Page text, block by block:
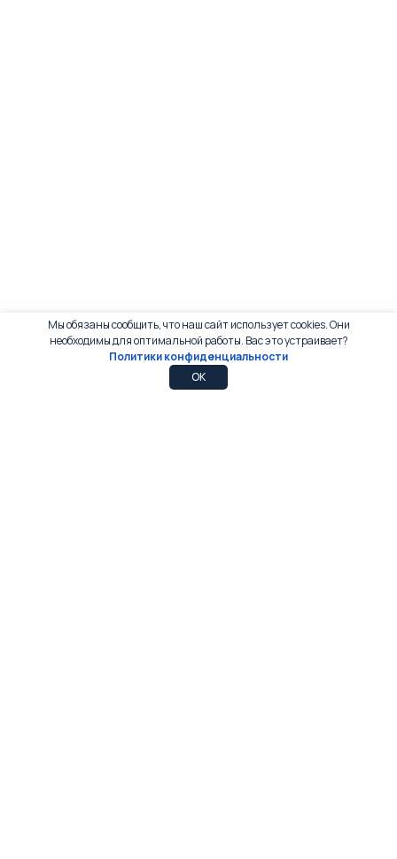
Мы обязаны сообщить, что наш сайт использует cookies. Они
необходимы для оптимальной работы. Вас это устраивает?
Политики конфиденциальности
OK